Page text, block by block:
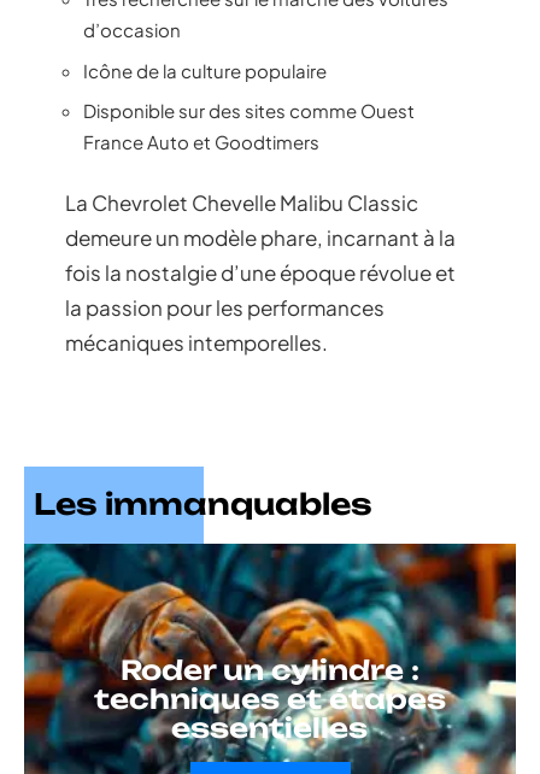
d’occasion
Icône de la culture populaire
Disponible sur des sites comme Ouest
France Auto et Goodtimers
La Chevrolet Chevelle Malibu Classic
demeure un modèle phare, incarnant à la
fois la nostalgie d’une époque révolue et
la passion pour les performances
mécaniques intemporelles.
Les immanquables
Roder un cylindre :
techniques et étapes
essentielles